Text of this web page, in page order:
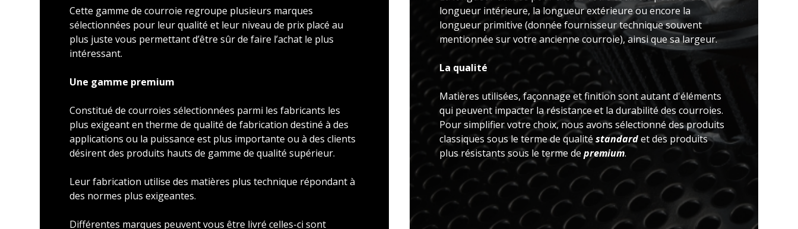
Cette gamme de courroie regroupe plusieurs marques
sélectionnées pour leur qualité et leur niveau de prix placé au
plus juste vous permettant d’être sûr de faire l’achat le plus
intéressant.
Une gamme premium
Constitué de courroies sélectionnées parmi les fabricants les
plus exigeant en therme de qualité de fabrication destiné à des
applications ou la puissance est plus importante ou à des clients
désirent des produits hauts de gamme de qualité supérieur.
Leur fabrication utilise des matières plus technique répondant à
des normes plus exigeantes.
Différentes marques peuvent vous être livré celles-ci sont
longueur intérieure, la longueur extérieure ou encore la
longueur primitive (donnée fournisseur technique souvent
mentionnée sur votre ancienne courroie), ainsi que sa largeur.
La qualité
Matières utilisées, façonnage et finition sont autant d'éléments
qui peuvent impacter la résistance et la durabilité des courroies.
Pour simplifier votre choix, nous avons sélectionné des produits
classiques sous le terme de qualité standardet des produits
plus résistants sous le terme de premium.